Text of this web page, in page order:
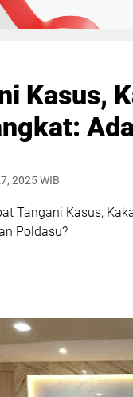
Kasus,
2025 WIB
Tangani Kasus,
Poldasu?